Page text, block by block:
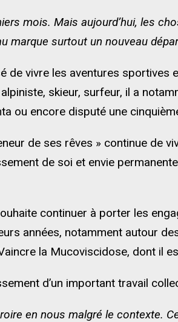
mois. Mais aujourd’hui, les
marque surtout un nouveau
de vivre les aventures
skieur, surfeur, il a
ou encore disputé une
de ses rêves » continue de
de soi et envie
continuer à porter les
années, notamment autour
la Mucoviscidose, dont il
d’un important travail
en nous malgré le contexte.